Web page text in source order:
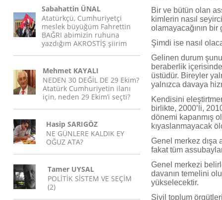
Sabahattin ÜNAL
Atatürkçü, Cumhuriyetçi
meslek büyüğüm Fahrettin
BAĞRI abimizin ruhuna
yazdığım AKROSTİŞ şiirim
Mehmet KAYALI
NEDEN 30 DEĞİL DE 29 Ekim?
Atatürk Cumhuriyetin ilanı
için, neden 29 Ekim’i seçti?
Hasip SARIGÖZ
NE GÜNLERE KALDIK EY
OĞUZ ATA?
Tamer UYSAL
POLİTİK SİSTEM VE SEÇİM
(2)
Bir ve bütün olan
kimlerin nasıl
olamayacağının
Şimdi ise nasıl
Gelinen durum
beraberlik
üstüdür. Bireyler
yalnızca davaya
Kendisini
birlikte, 2000’li,
dönemi kapanmış
kıyaslanmayacak
Genel merkez dışa
fakat tüm
Genel merkezi
davanın temelini
yükselecektir.
Sivil toplum